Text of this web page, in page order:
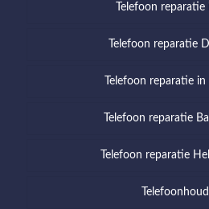
Telefoon
Telefoon reparatie
Telefoon reparatie in
Telefoon reparatie
Telefoon reparatie